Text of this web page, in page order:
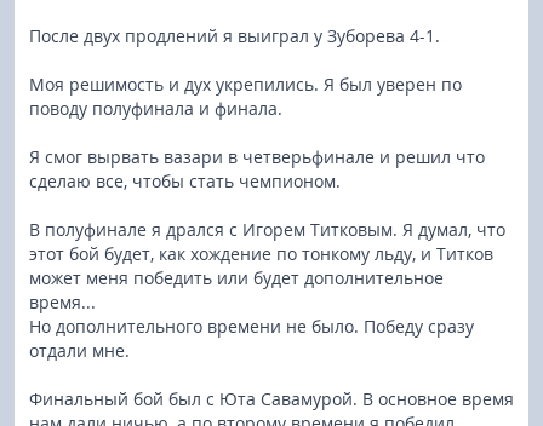
После двух продлений я выиграл у Зуборева 4-1.
Моя решимость и дух укрепились. Я был уверен по
поводу полуфинала и финала.
Я смог вырвать вазари в четверьфинале и решил что
сделаю все, чтобы стать чемпионом.
В полуфинале я дрался с Игорем Титковым. Я думал, что
этот бой будет, как хождение по тонкому льду, и Титков
может меня победить или будет дополнительное
время...
Но дополнительного времени не было. Победу сразу
отдали мне.
Финальный бой был с Юта Савамурой. В основное время